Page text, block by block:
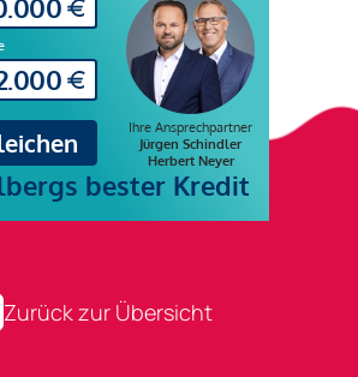
Zurück zur Übersicht